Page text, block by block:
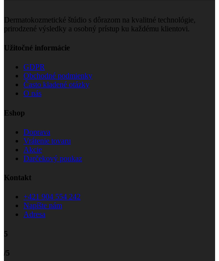
Dermatokozmetické štúdio s dôrazom na kvalitné technológie,
prirodzené výsledky a osobný prístup ku každému klientovi.
Užitočné informácie
GDPR
Obchodné podmienky
Často kladené otázky
O nás
Eshop
Doprava
Vrátenie tovaru
Akcie
Darčekový poukaz
Kontakt
+421 904 554 242
Napíšte nám
Adresa
5
/5